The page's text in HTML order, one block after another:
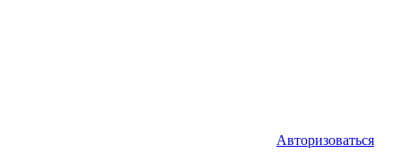
Авторизоваться